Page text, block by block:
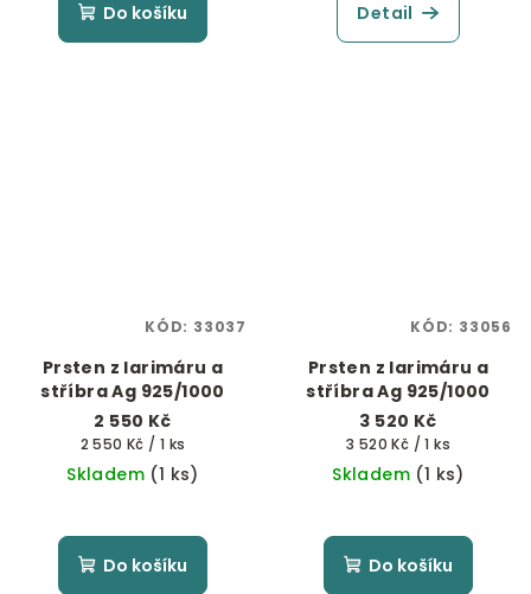
Do košíku Detail
Prsten z larimáru a
stříbra Ag 925/1000
2 550 Kč
Měrná
cena:
2 550 Kč / 1 ks
Skladem (1 ks)
Do košíku
KÓD: 33037
Prsten z larimáru a
stříbra Ag 925/1000
3 520 Kč
Měrná
cena:
3 520 Kč / 1 ks
Skladem (1 ks)
Do košíku
KÓD: 33056